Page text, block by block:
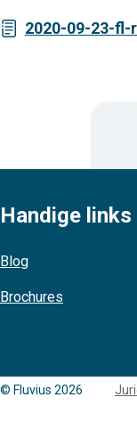
2020-09-23-
Handige links
Blog
Brochures
© Fluvius 2026